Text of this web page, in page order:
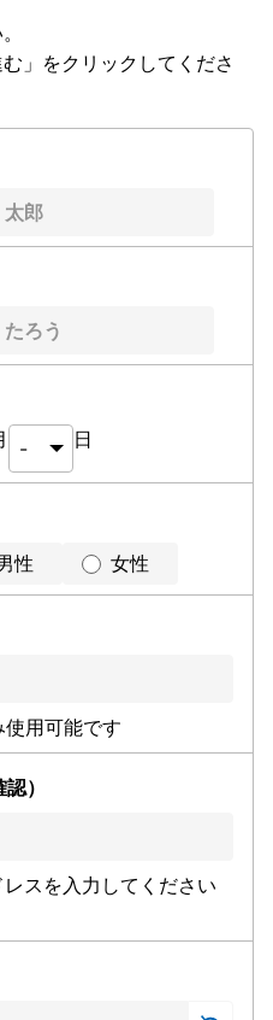
」をクリックしてくださ
日
性 女性
用可能です
）
スを入力してください